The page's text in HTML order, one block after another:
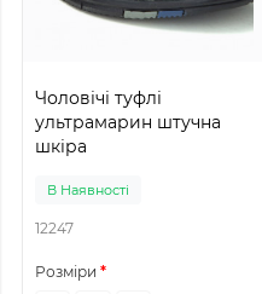
Чоловічі туфлі
ультрамарин штучна
шкіра
В Наявності
12247
Розміри